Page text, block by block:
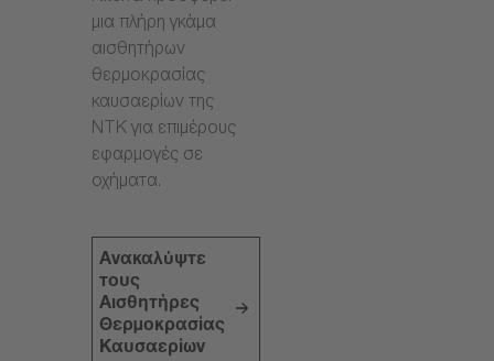
μια πλήρη γκάμα
αισθητήρων
θερμοκρασίας
καυσαερίων της
NTK για επιμέρους
εφαρμογές σε
οχήματα.
Ανακαλύψτε
τους
Αισθητήρες
Θερμοκρασίας
Καυσαερίων